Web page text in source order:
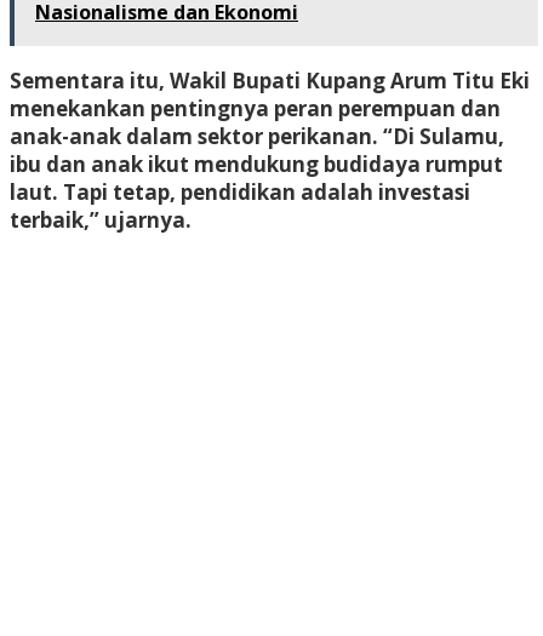
Nasionalisme dan Ekonomi
Sementara itu, Wakil Bupati Kupang Arum Titu Eki
menekankan pentingnya peran perempuan dan
anak-anak dalam sektor perikanan. “Di Sulamu,
ibu dan anak ikut mendukung budidaya rumput
laut. Tapi tetap, pendidikan adalah investasi
terbaik,” ujarnya.